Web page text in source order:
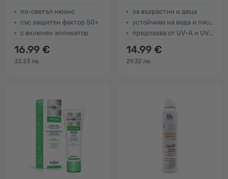
по-светъл нюанс
със защитен фактор 50+
с включен апликатор
16.99 €
33.23 лв.
за възрастни и деца
устойчиво на вода и пясък
предпазва от UV-A и UV-B лъчи
14.99 €
29.32 лв.